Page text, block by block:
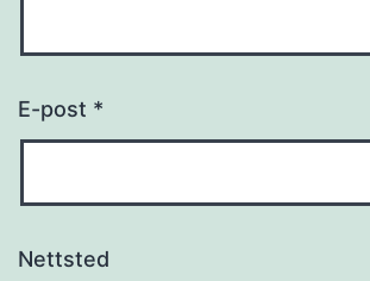
E-post *
Nettsted